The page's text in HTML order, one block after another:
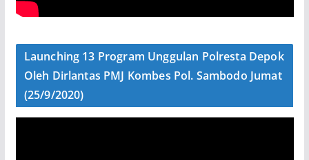
Launching 13 Program Unggulan Polresta Depok
Oleh Dirlantas PMJ Kombes Pol. Sambodo Jumat
(25/9/2020)